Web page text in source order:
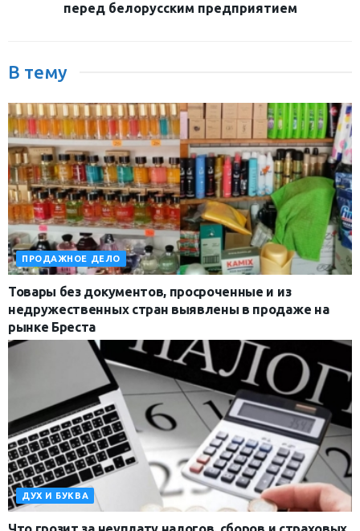
перед белорусским предприятием
В тему
ПРОДАЖНОЕ ДЕЛО
Товары без документов, просроченные и из
недружественных стран выявлены в продаже на
рынке Бреста
ДУХ И БУКВА